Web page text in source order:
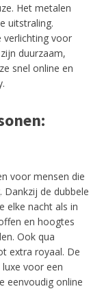
Het metalen
uitstraling.
voor
duurzaam,
snel online en
voor mensen die
de dubbele
elke nacht als in
en hoogtes
Ook qua
extra royaal. De
voor een
eenvoudig online